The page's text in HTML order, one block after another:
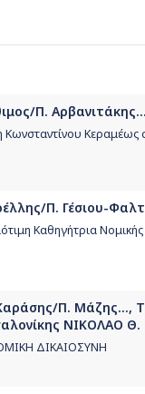
Π.
Κεραμέως
Π. Γέσιου-
Καθηγήτρια
Π. Μάζης...,
ΝΙΚΟΛΑΟ Θ.
ΔΙΚΑΙΟΣΥΝΗ